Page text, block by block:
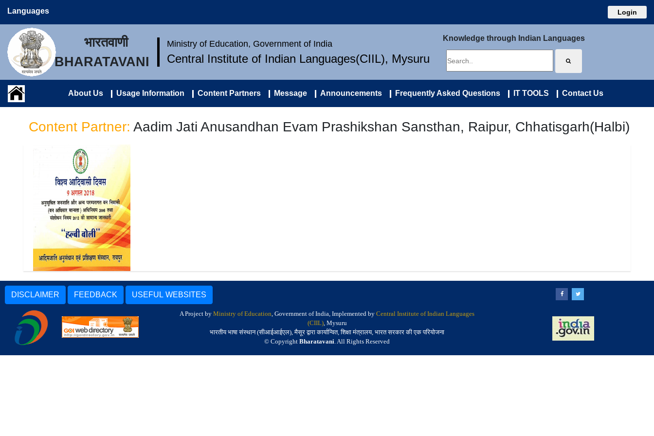
Languages Login
भारतवाणी
BHARATAVANI
Ministry of Education, Government of India
Central Institute of Indian Languages(CIIL), Mysuru
Knowledge through Indian Languages
About Us Usage Information Content Partners Message Announcements Frequently Asked Questions IT TOOLS Contact Us
Content Partner: Aadim Jati Anusandhan Evam Prashikshan Sansthan, Raipur, Chhatisgarh(Halbi)
परम्परागत वन निवासी (वन अधिकार
मान्यता) अधिनियम 2006 तथा
संशोधन नियम 2012 की सामान्य
जानकारी : हल्बी बोली |
Anusoochit Janajati Aur
Anya Paramparagat Van
Nivasi (Van Adhikar
Manyata) Adhiniyam 2006
Tatha Sanshodhan Niyam
2012 Ki Samanya Jankari :
Halbi Boli
DISCLAIMER FEEDBACK USEFUL WEBSITES
A Project by Ministry of Education, Government of India, Implemented by Central Institute of Indian Languages
(CIIL), Mysuru
भारतीय भाषा संस्थान (सीआईआईएल), मैसूर द्वारा कार्यान्वित, शिक्षा मंत्रालय, भारत सरकार की एक परियोजना
© Copyright Bharatavani. All Rights Reserved